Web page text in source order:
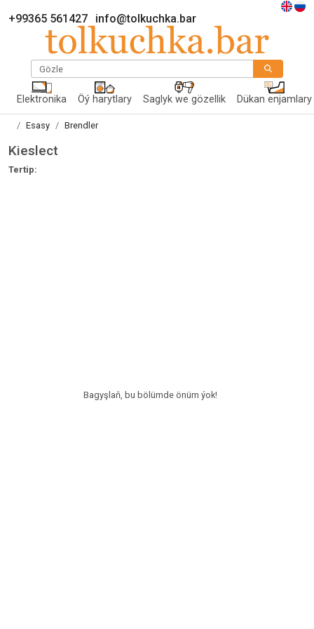
+99365 561427 info@tolkuchka.bar
Gözle
Elektronika Öý harytlary Saglyk we gözellik Dükan enjamlary
Esasy Brendler
Kieslect
Tertip:
Bagyşlaň, bu bölümde önüm ýok!